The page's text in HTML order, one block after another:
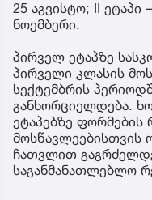
25 აგვისტო; II ეტაპი
ნოემბერი.
პირველ ეტაპზე
პირველი კლასის
სექტემბრის
განხორციელდება.
ეტაპებზე ფორმების
მოსწავლეებისთვის
ჩათვლით
საგანმანათლებლო